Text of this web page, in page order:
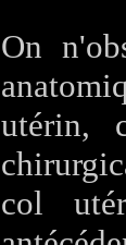
On
utérin,
col